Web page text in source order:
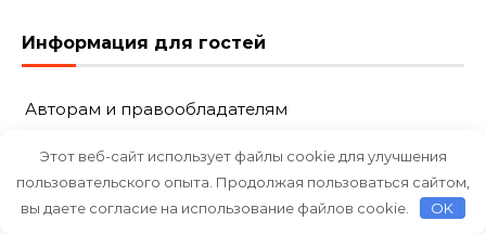
Информация для гостей
Авторам и правообладателям
Политика конфиденциальности
Реклама и Контакты
Этот веб-сайт использует файлы cookie для улучшения
пользовательского опыта. Продолжая пользоваться сайтом,
вы даете согласие на использование файлов cookie.
OK